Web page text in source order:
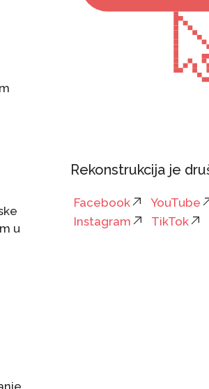
u
Rekonstrukcija je
Facebook
YouTube
Instagram
TikTok